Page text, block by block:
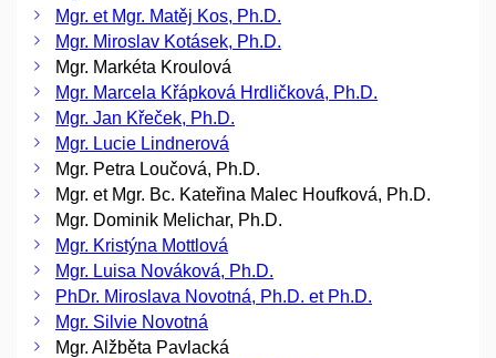
Mgr. et Mgr. Matěj Kos, Ph.D.
Mgr. Miroslav Kotásek, Ph.D.
Mgr. Markéta Kroulová
Mgr. Marcela Křápková Hrdličková, Ph.D.
Mgr. Jan Křeček, Ph.D.
Mgr. Lucie Lindnerová
Mgr. Petra Loučová, Ph.D.
Mgr. et Mgr. Bc. Kateřina Malec Houfková, Ph.D.
Mgr. Dominik Melichar, Ph.D.
Mgr. Kristýna Mottlová
Mgr. Luisa Nováková, Ph.D.
PhDr. Miroslava Novotná, Ph.D. et Ph.D.
Mgr. Silvie Novotná
Mgr. Alžběta Pavlacká